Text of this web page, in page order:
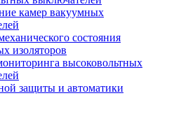
камер вакуумных
состояния
изоляторов
высоковольтных
защиты и автоматики